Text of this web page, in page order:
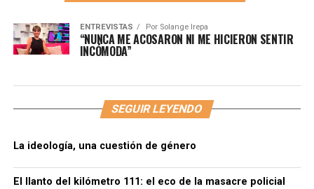
ENTREVISTAS Por Solange Irepa
“NUNCA ME ACOSARON NI ME HICIERON SENTIR
INCÓMODA”
SEGUIR LEYENDO
La ideología, una cuestión de género
El llanto del kilómetro 111: el eco de la masacre policial